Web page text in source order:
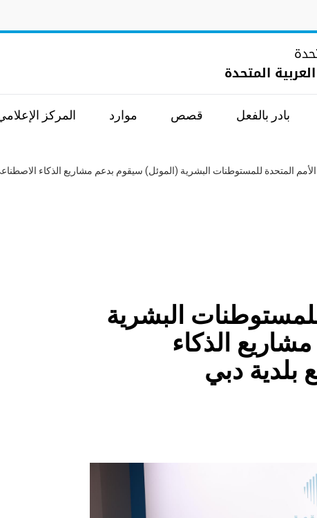
المتحدة
بادر بالفعل قصص موارد المركز
الأمم المتحدة للمستوطنات البشرية (الموئل) سيقوم بدعم مشاريع الذكاء
البشرية
الذكاء
بلدية دبي